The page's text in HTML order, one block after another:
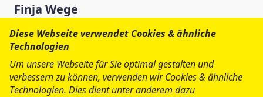
Finja Wege
Tel.:0421 3 86 90-638
Fax: 0421 3 86 90-612
Finja.Wege@asb-bremen.de
Diese Webseite verwendet Cookies & ähnliche
Technologien
Um unsere Webseite für Sie optimal gestalten und
verbessern zu können, verwenden wir Cookies & ähnliche
Technologien. Dies dient unter anderem dazu